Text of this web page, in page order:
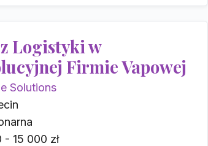
Logistyki w
Firmie Vapowej
Solutions
- 15 000 zł